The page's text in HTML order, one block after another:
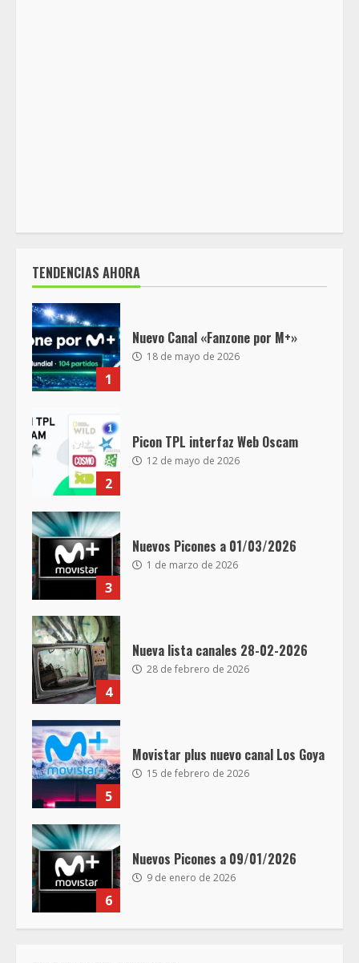
TENDENCIAS AHORA
1
Nuevo Canal «Fanzone por M+»
18 de mayo de 2026
2
Picon TPL interfaz Web Oscam
12 de mayo de 2026
3
Nuevos Picones a 01/03/2026
1 de marzo de 2026
4
Nueva lista canales 28-02-2026
28 de febrero de 2026
5
Movistar plus nuevo canal Los Goya
15 de febrero de 2026
6
Nuevos Picones a 09/01/2026
9 de enero de 2026